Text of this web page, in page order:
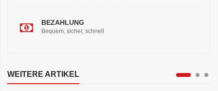
BEZAHLUNG
Bequem, sicher, schnell
WEITERE ARTIKEL